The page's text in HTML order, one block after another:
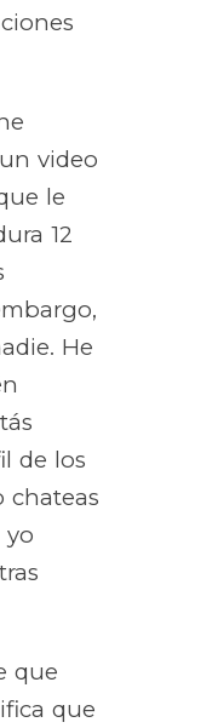
video
le
12
He
de los
chateas
yo
que
que